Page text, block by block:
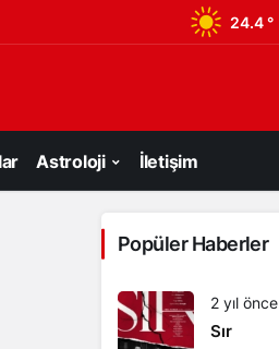
24.4 °
Astroloji İletişim
Popüler Haberler
2 yıl önce
Sır